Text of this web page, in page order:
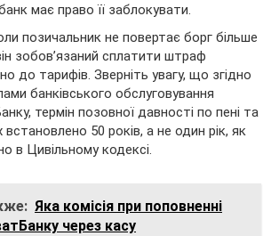
має право її заблокувати.
позичальник не повертає борг більше
зобов’язаний сплатити штраф
до тарифів. Зверніть увагу, що згідно
банківського обслуговування
термін позовної давності по пені та
50 років, а не один рік, як
в Цивільному кодексі.
Яка комісія при поповненні
через касу